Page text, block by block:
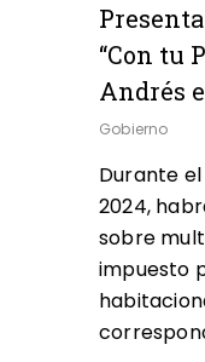
“Con tu
Andrés
Gobierno
Durante
2024,
sobre
impuesto